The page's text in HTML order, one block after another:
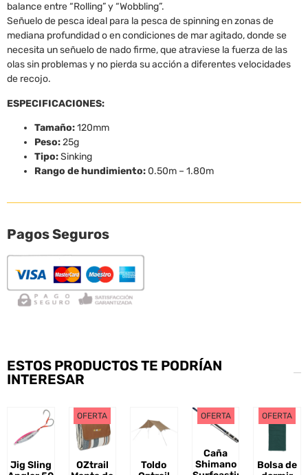
balance entre “Rolling” y “Wobbling”.
Señuelo de pesca ideal para la pesca de spinning en zonas de
mediana profundidad o en condiciones de mar agitado, donde se
necesita un señuelo de nado firme, que atraviese la fuerza de las
olas sin problemas y no pierda su acción a diferentes velocidades
de recojo.
ESPECIFICACIONES:
Tamaño:120mm
Peso:25g
Tipo:Sinking
Rango de hundimiento:0.50m – 1.80m
Pagos Seguros
ESTOS PRODUCTOS TE PODRÍAN
INTERESAR
Jig Sling
OFERTA
OZtrail
Toldo
OFERTA
Caña
Shimano
OFERTA
Bolsa de